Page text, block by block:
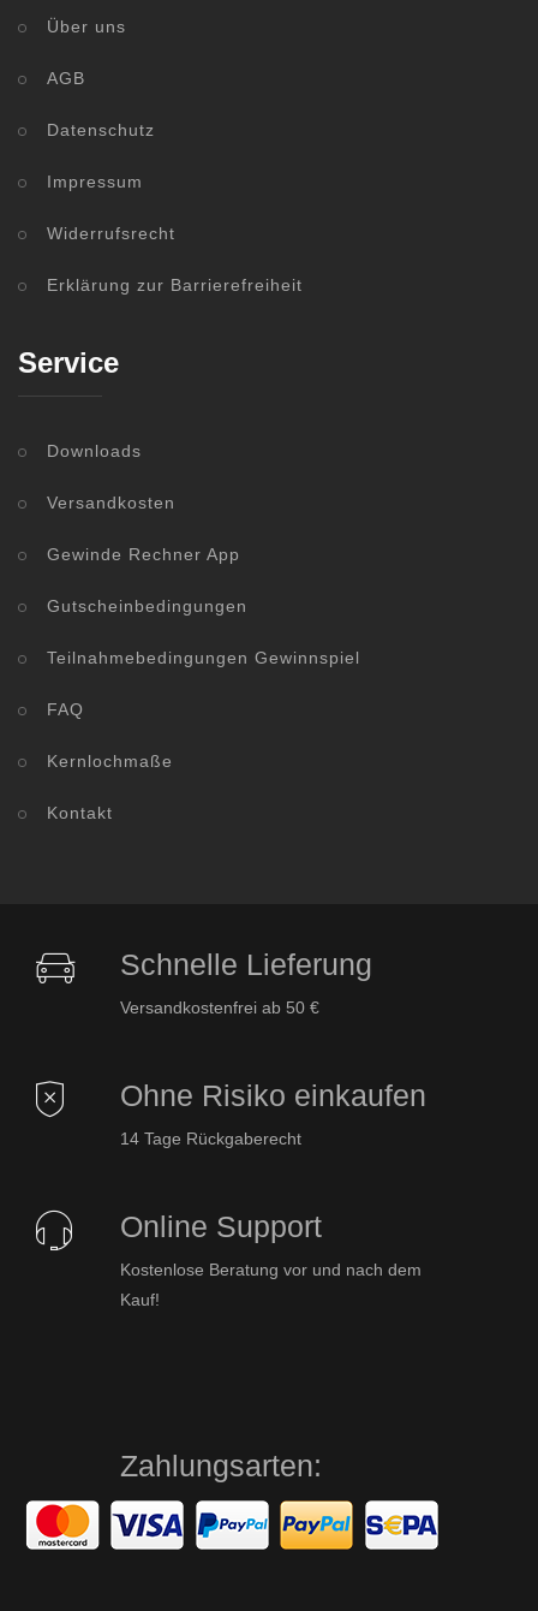
Über uns
AGB
Datenschutz
Impressum
Widerrufsrecht
Erklärung zur Barrierefreiheit
Service
Downloads
Versandkosten
Gewinde Rechner App
Gutscheinbedingungen
Teilnahmebedingungen Gewinnspiel
FAQ
Kernlochmaße
Kontakt
Schnelle Lieferung
Versandkostenfrei ab 50 €
Ohne Risiko einkaufen
14 Tage Rückgaberecht
Online Support
Kostenlose Beratung vor und nach dem
Kauf!
Zahlungsarten: